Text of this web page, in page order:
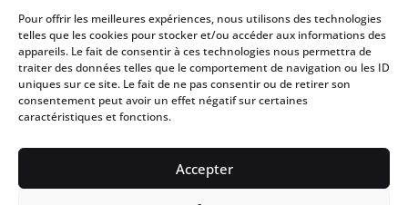
Pour offrir les meilleures expériences, nous utilisons des technologies
telles que les cookies pour stocker et/ou accéder aux informations des
appareils. Le fait de consentir à ces technologies nous permettra de
traiter des données telles que le comportement de navigation ou les ID
uniques sur ce site. Le fait de ne pas consentir ou de retirer son
consentement peut avoir un effet négatif sur certaines
caractéristiques et fonctions.
Accepter
1 + 2= ENVOI